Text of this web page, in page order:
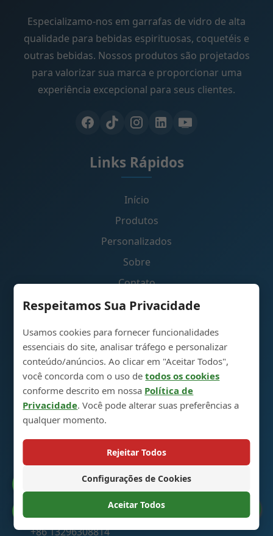
Catálogo
Preferências de Cookies
Respeitamos Sua Privacidade
Usamos cookies para fornecer funcionalidades
essenciais do site, analisar tráfego e personalizar
conteúdo/anúncios. Ao clicar em "Aceitar Todos",
você concorda com o uso detodos os cookies
conforme descrito em nossa Política de
Privacidade. Você pode alterar suas preferências a
qualquer momento.
Rejeitar Todos
Configurações de Cookies
Aceitar Todos
Especializamo-nos em garrafas de vidro de alta
qualidade para bebidas espirituosas, coquetéis e
outras bebidas. Nossos produtos são projetados
para valorizar sua marca e proporcionar uma
experiência excepcional para seus clientes.
Links Rápidos
Início
Produtos
Personalizados
Sobre
Contato
Links Rápidos
Política de Devolução e Troca
Mapa do Site
Carrinho de Compras
Entre em Contato
Parque Industrial de Produção de Garrafas para
Bebidas Espirituosas em Vidro, 5ª Avenida, Cidade
de Heze, Shandong, China 274700
+86 13296308814